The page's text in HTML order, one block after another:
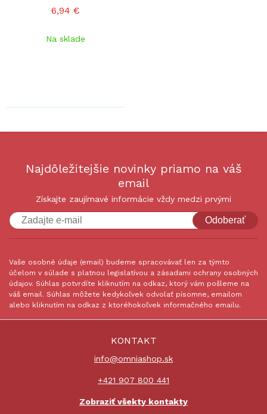
6,94 €
Na sklade
Najdôležitejšie novinky priamo na váš
email
Získajte zaujímavé informácie vždy medzi prvými
Odoberať
Vaše osobné údaje (email) budeme spracovávať len za týmto
účelom v súlade s platnou legislatívou a zásadami ochrany osobných
údajov. Súhlas potvrdíte kliknutím na odkaz, ktorý vám pošleme na
váš email. Súhlas môžete kedykoľvek odvolať písomne, emailom
alebo kliknutím na odkaz z ktoréhokoľvek informačného emailu.
KONTAKT
info@omniashop.sk
+421 907 800 441
Zobraziť všekty kontakty